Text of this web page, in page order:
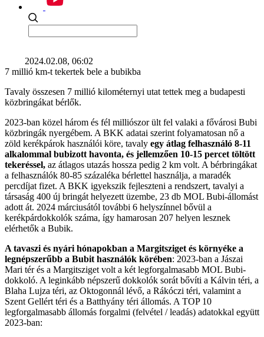
2024.02.08, 06:02
7 millió km-t tekertek bele a bubikba
Tavaly összesen 7 millió kilométernyi utat tettek meg a budapesti
közbringákat bérlők.
2023-ban közel három és fél milliószor ült fel valaki a fővárosi Bubi
közbringák nyergébem. A BKK adatai szerint folyamatosan nő a
zöld kerékpárok használói köre, tavaly egy átlag felhasználó 8-11
alkalommal bubizott havonta, és jellemzően 10-15 percet töltött
tekeréssel, az átlagos utazás hossza pedig 2 km volt. A bérbringákat
a felhasználók 80-85 százaléka bérlettel használja, a maradék
percdíjat fizet. A BKK igyekszik fejleszteni a rendszert, tavalyi a
társaság 400 új bringát helyezett üzembe, 23 db MOL Bubi-állomást
adott át. 2024 márciusától további 6 helyszínnel bővül a
kerékpárdokkolók száma, így hamarosan 207 helyen lesznek
elérhetők a Bubik.
A tavaszi és nyári hónapokban a Margitsziget és környéke a
legnépszerűbb a Bubit használók körében: 2023-ban a Jászai
Mari tér és a Margitsziget volt a két legforgalmasabb MOL Bubi-
dokkoló. A leginkább népszerű dokkolók sorát bővíti a Kálvin téri, a
Blaha Lujza téri, az Oktogonnál lévő, a Rákóczi téri, valamint a
Szent Gellért téri és a Batthyány téri állomás. A TOP 10
legforgalmasabb állomás forgalmi (felvétel / leadás) adatokkal együtt
2023-ban: